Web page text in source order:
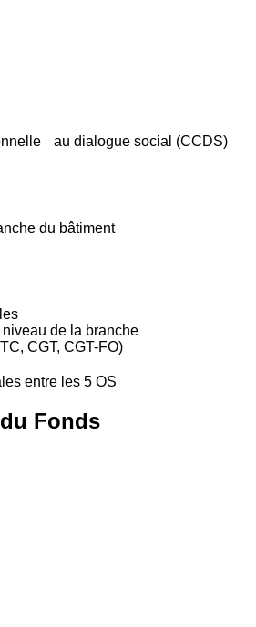
au dialogue social (CCDS)
du bâtiment
de la branche
CGT, CGT-FO)
entre les 5 OS
Fonds